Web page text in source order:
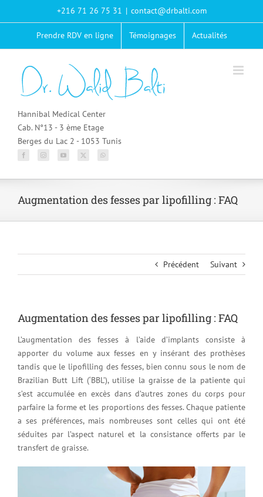
+216 71 26 75 31 | contact@drbalti.com
Prendre RDV en ligne Témoignages Actualités
Hannibal Medical Center
Cab. N°13 - 3 ème Etage
Berges du Lac 2 - 1053 Tunis
Augmentation des fesses par lipofilling : FAQ
Précédent Suivant
Augmentation des fesses par lipofilling : FAQ
L’augmentation des fesses à l’aide d’implants consiste à
apporter du volume aux fesses en y insérant des prothèses
tandis que le lipofilling des fesses, bien connu sous le nom de
Brazilian Butt Lift (‘BBL’), utilise la graisse de la patiente qui
s’est accumulée en excès dans d’autres zones du corps pour
parfaire la forme et les proportions des fesses. Chaque patiente
a ses préférences, mais nombreuses sont celles qui ont été
séduites par l’aspect naturel et la consistance offerts par le
transfert de graisse.